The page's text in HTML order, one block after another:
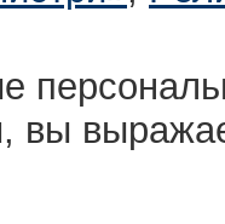
вы